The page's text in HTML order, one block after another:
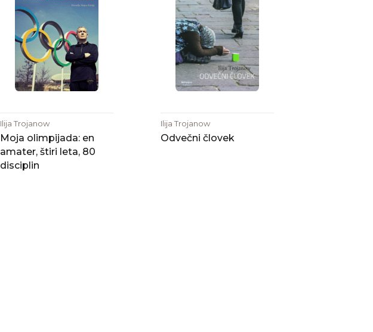
Ilija Trojanow
Moja olimpijada: en
amater, štiri leta, 80
disciplin
Ilija Trojanow
Odvečni človek